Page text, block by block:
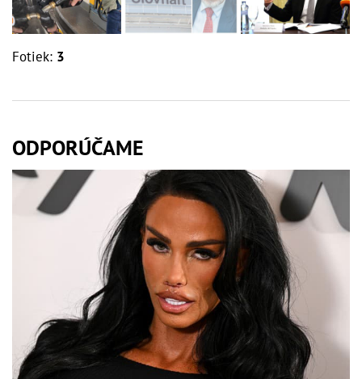
Fotiek: 3
ODPORÚČAME